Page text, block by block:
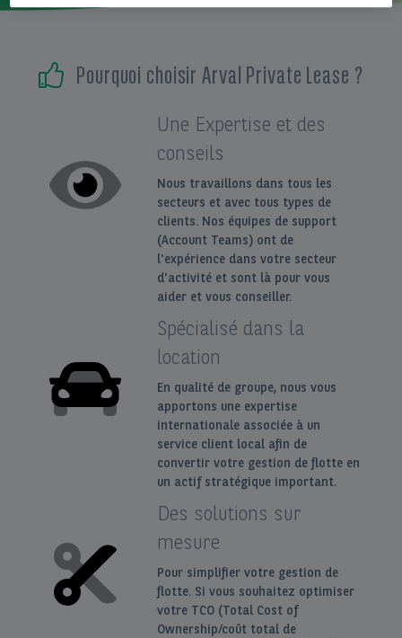
Pourquoi choisir Arval Private Lease ?
Une Expertise et des
conseils
Nous travaillons dans tous les
secteurs et avec tous types de
clients. Nos équipes de support
(Account Teams) ont de
l'expérience dans votre secteur
d'activité et sont là pour vous
aider et vous conseiller.
Spécialisé dans la
location
En qualité de groupe, nous vous
apportons une expertise
internationale associée à un
service client local afin de
convertir votre gestion de flotte en
un actif stratégique important.
Des solutions sur
mesure
Pour simplifier votre gestion de
flotte. Si vous souhaitez optimiser
votre TCO (Total Cost of
Ownership/coût total de